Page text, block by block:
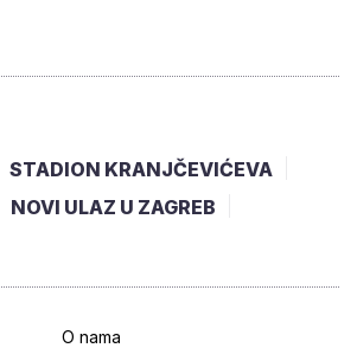
STADION KRANJČEVIĆEVA
NOVI ULAZ U ZAGREB
O nama